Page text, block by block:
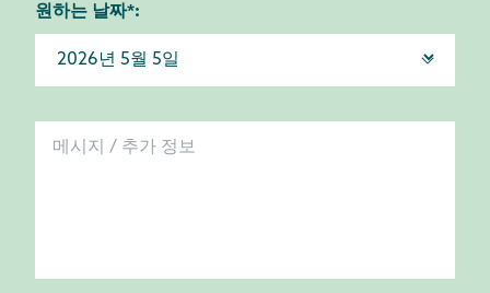
원하는 날짜*: